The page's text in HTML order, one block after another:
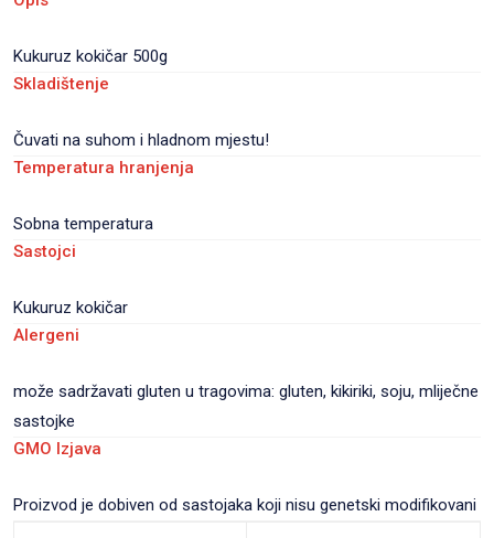
Kukuruz kokičar 500g
Skladištenje
Čuvati na suhom i hladnom mjestu!
Temperatura hranjenja
Sobna temperatura
Sastojci
Kukuruz kokičar
Alergeni
može sadržavati gluten u tragovima: gluten, kikiriki, soju, mliječne
sastojke
GMO Izjava
Proizvod je dobiven od sastojaka koji nisu genetski modifikovani